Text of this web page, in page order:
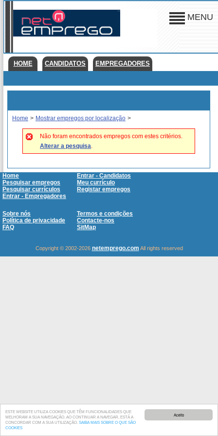
Aceito
ESTE WEBSITE UTILIZA COOKIES QUE TÊM FUNCIONALIDADES QUE
MELHORAM A SUA NAVEGAÇÃO. AO CONTINUAR A NAVEGAR, ESTÁ A
CONCORDAR COM A SUA UTILIZAÇÃO. SAIBA MAIS SOBRE O QUE SÃO
COOKIES
MENU
HOME CANDIDATOS EMPREGADORES
Home > Mostrar empregos por localização >
Não foram encontrados empregos com estes critérios.
Alterar a pesquisa.
Home
Entrar - Candidatos
Pesquisar empregos
Meu currículo
Pesquisar currículos
Registar empregos
Entrar - Empregadores
Sobre nós
Termos e condições
Política de privacidade
Contacte-nos
FAQ
SitMap
Copyright © 2002-2026 netemprego.com All rights reserved